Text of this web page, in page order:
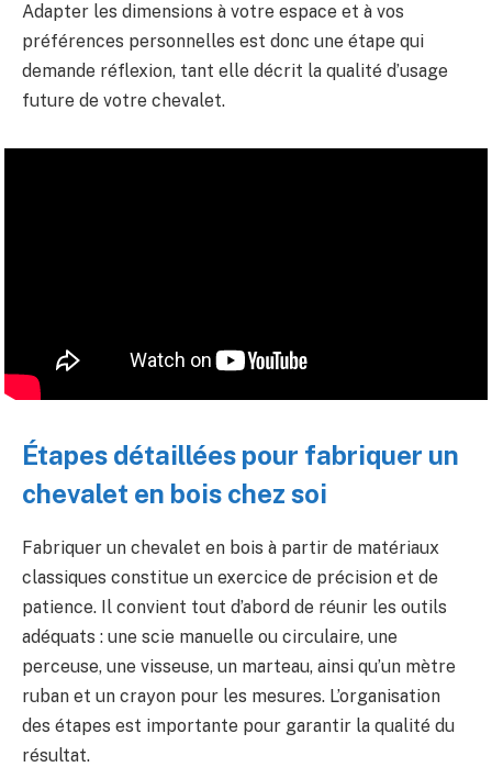
Adapter les dimensions à votre espace et à vos
préférences personnelles est donc une étape qui
demande réflexion, tant elle décrit la qualité d’usage
future de votre chevalet.
Étapes détaillées pour fabriquer un
chevalet en bois chez soi
Fabriquer un chevalet en bois à partir de matériaux
classiques constitue un exercice de précision et de
patience. Il convient tout d’abord de réunir les outils
adéquats : une scie manuelle ou circulaire, une
perceuse, une visseuse, un marteau, ainsi qu’un mètre
ruban et un crayon pour les mesures. L’organisation
des étapes est importante pour garantir la qualité du
résultat.